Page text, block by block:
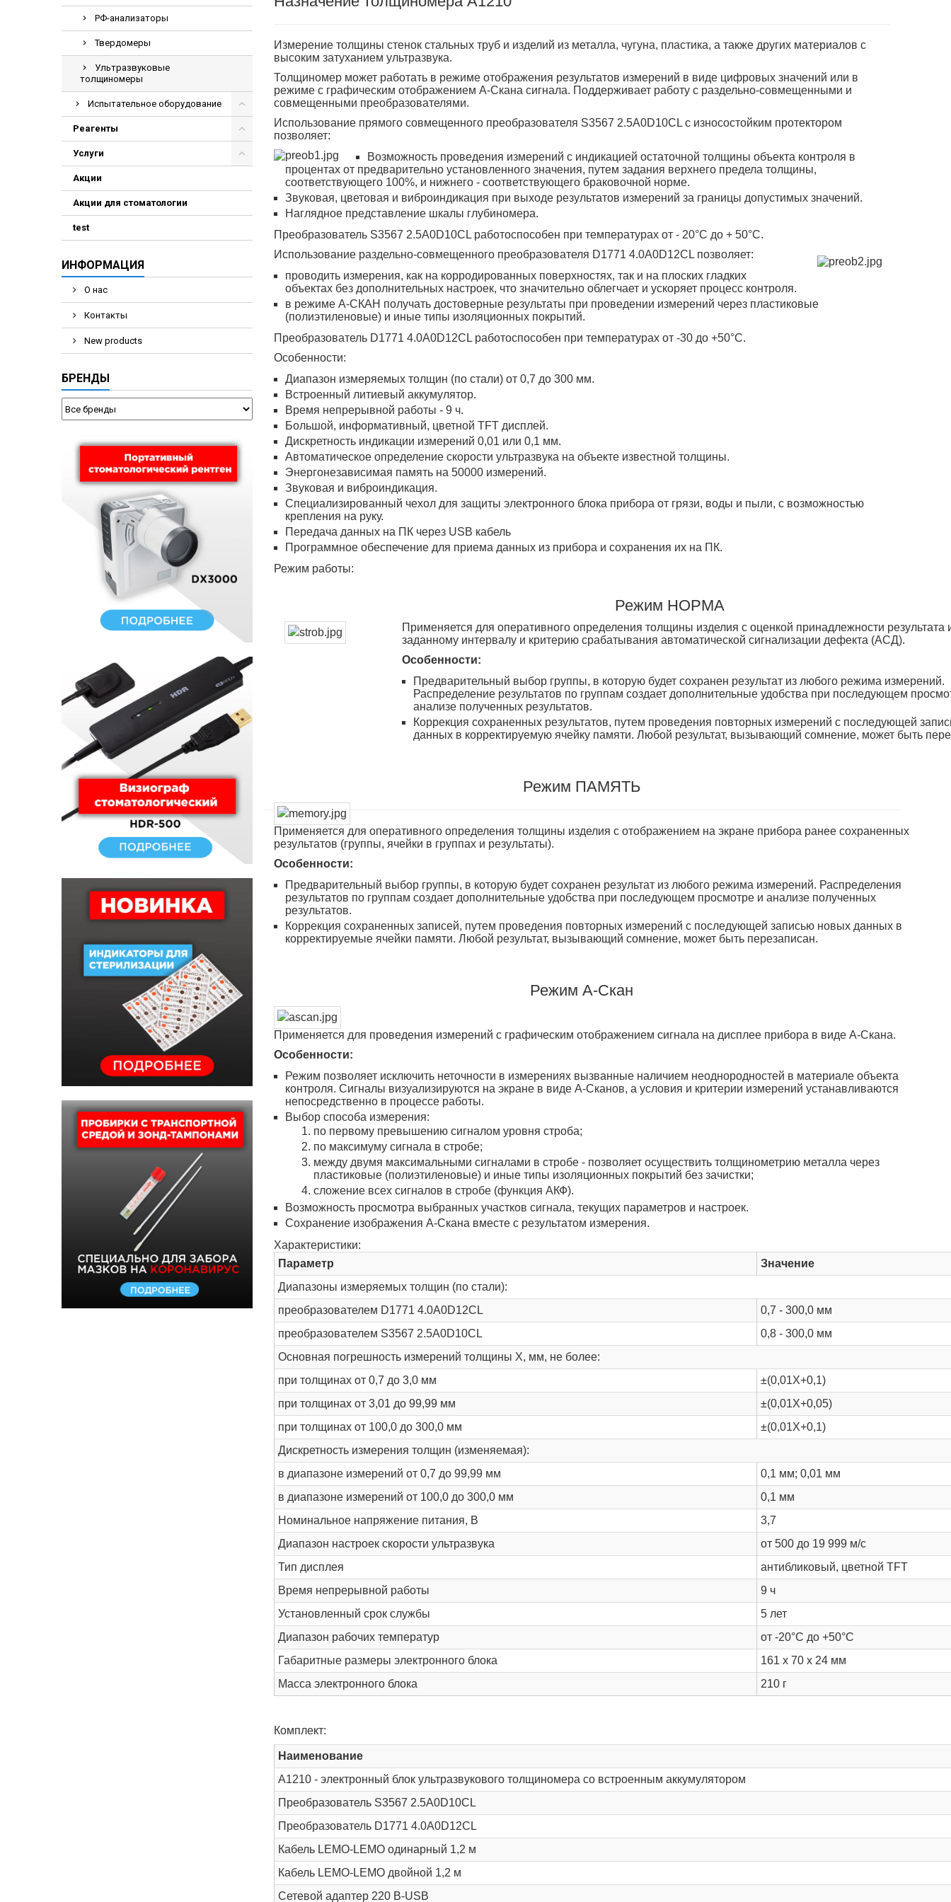
Электрохирургические коагуляторы
Экстракторы
РФ-анализаторы
Твердомеры
Ультразвуковые
толщиномеры
Испытательное оборудование
Реагенты
Услуги
Акции
Акции для стоматологии
test
ИНФОРМАЦИЯ
О нас
Контакты
New products
БРЕНДЫ
Измерение толщины стенок стальных труб и изделий из металла, чугуна, пластика, а также других материалов с
высоким затуханием ультразвука.
Толщиномер может работать в режиме отображения результатов измерений в виде цифровых значений или в
режиме с графическим отображением А-Скана сигнала. Поддерживает работу с раздельно-совмещенными и
совмещенными преобразователями.
Использование прямого совмещенного преобразователя S3567 2.5A0D10CL с износостойким протектором
позволяет:
Возможность проведения измерений с индикацией остаточной толщины объекта контроля в
процентах от предварительно установленного значения, путем задания верхнего предела толщины,
соответствующего 100%, и нижнего - соответствующего браковочной норме.
Звуковая, цветовая и виброиндикация при выходе результатов измерений за границы допустимых значений.
Наглядное представление шкалы глубиномера.
Преобразователь S3567 2.5A0D10CL работоспособен при температурах от - 20°С до + 50°С.
Использование раздельно-совмещенного преобразователя D1771 4.0A0D12CL позволяет:
проводить измерения, как на корродированных поверхностях, так и на плоских гладких
объектах без дополнительных настроек, что значительно облегчает и ускоряет процесс контроля.
в режиме А-СКАН получать достоверные результаты при проведении измерений через пластиковые
(полиэтиленовые) и иные типы изоляционных покрытий.
Преобразователь D1771 4.0A0D12CL работоспособен при температурах от -30 до +50°С.
Особенности:
Диапазон измеряемых толщин (по стали) от 0,7 до 300 мм.
Встроенный литиевый аккумулятор.
Время непрерывной работы - 9 ч.
Большой, информативный, цветной TFT дисплей.
Дискретность индикации измерений 0,01 или 0,1 мм.
Автоматическое определение скорости ультразвука на объекте известной толщины.
Энергонезависимая память на 50000 измерений.
Звуковая и виброиндикация.
Специализированный чехол для защиты электронного блока прибора от грязи, воды и пыли, с возможностью
крепления на руку.
Передача данных на ПК через USB кабель
Программное обеспечение для приема данных из прибора и сохранения их на ПК.
Режим работы:
Режим НОРМА
Применяется для оперативного определения толщины изделия с оценкой принадлежности результата
заданному интервалу и критерию срабатывания автоматической сигнализации дефекта (АСД).
Особенности:
Предварительный выбор группы, в которую будет сохранен результат из любого режима измерений.
Распределение результатов по группам создает дополнительные удобства при последующем
анализе полученных результатов.
Коррекция сохраненных результатов, путем проведения повторных измерений с последующей
данных в корректируемую ячейку памяти. Любой результат, вызывающий сомнение, может быть
Режим ПАМЯТЬ
Применяется для оперативного определения толщины изделия с отображением на экране прибора ранее сохраненных
результатов (группы, ячейки в группах и результаты).
Особенности:
Предварительный выбор группы, в которую будет сохранен результат из любого режима измерений. Распределения
результатов по группам создает дополнительные удобства при последующем просмотре и анализе полученных
результатов.
Коррекция сохраненных записей, путем проведения повторных измерений с последующей записью новых данных в
корректируемые ячейки памяти. Любой результат, вызывающий сомнение, может быть перезаписан.
Режим А-Скан
Применяется для проведения измерений с графическим отображением сигнала на дисплее прибора в виде А-Скана.
Особенности:
Режим позволяет исключить неточности в измерениях вызванные наличием неоднородностей в материале объекта
контроля. Сигналы визуализируются на экране в виде А-Сканов, а условия и критерии измерений устанавливаются
непосредственно в процессе работы.
Выбор способа измерения:
по первому превышению сигналом уровня строба;
по максимуму сигнала в стробе;
между двумя максимальными сигналами в стробе - позволяет осуществить толщинометрию металла через
пластиковые (полиэтиленовые) и иные типы изоляционных покрытий без зачистки;
сложение всех сигналов в стробе (функция АКФ).
Возможность просмотра выбранных участков сигнала, текущих параметров и настроек.
Сохранение изображения А-Скана вместе с результатом измерения.
Характеристики:
Параметр
Значение
Диапазоны измеряемых толщин (по стали):
преобразователем D1771 4.0A0D12CL
0,7 - 300,0 мм
преобразователем S3567 2.5A0D10CL
0,8 - 300,0 мм
Основная погрешность измерений толщины Х, мм, не более:
при толщинах от 0,7 до 3,0 мм
±(0,01Х+0,1)
при толщинах от 3,01 до 99,99 мм
±(0,01Х+0,05)
при толщинах от 100,0 до 300,0 мм
±(0,01Х+0,1)
Дискретность измерения толщин (изменяемая):
в диапазоне измерений от 0,7 до 99,99 мм
0,1 мм; 0,01 мм
в диапазоне измерений от 100,0 до 300,0 мм
0,1 мм
Номинальное напряжение питания, В
3,7
Диапазон настроек скоpости yльтpазвyка
от 500 до 19 999 м/с
Тип дисплея
антибликовый, цветной TFT
Время непрерывной работы
9 ч
Установленный срок службы
5 лет
Диапазон рабочих температур
от -20°С до +50°С
Габаритные размеры электpонного блока
161 х 70 х 24 мм
Масса электронного блока
210 г
Комплект:
Наименование
A1210 - электронный блок ультразвукового толщиномера со встроенным аккумулятором
Преобразователь S3567 2.5A0D10CL
Преобразователь D1771 4.0A0D12CL
Кабель LEMO-LEMO одинарный 1,2 м
Кабель LEMO-LEMO двойной 1,2 м
Сетевой адаптер 220 В-USB